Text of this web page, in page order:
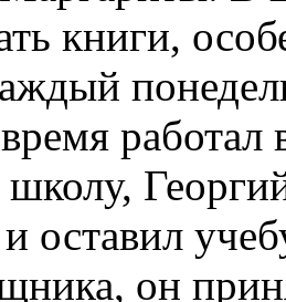
книги,
работал
оставил
он